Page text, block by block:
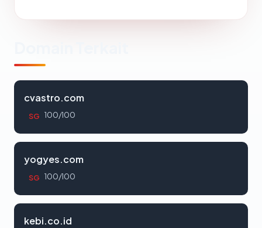
cvastro.com
SG 100/100
yogyes.com
SG 100/100
kebi.co.id